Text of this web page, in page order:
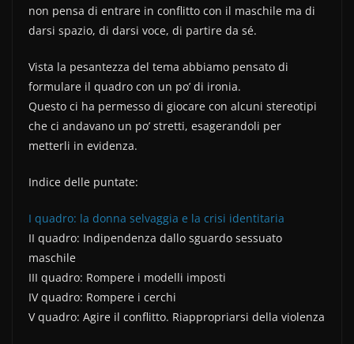
non pensa di entrare in conflitto con il maschile ma di
darsi spazio, di darsi voce, di partire da sé.
Vista la pesantezza del tema abbiamo pensato di
formulare il quadro con un po’ di ironia.
Questo ci ha permesso di giocare con alcuni stereotipi
che ci andavano un po’ stretti, esagerandoli per
metterli in evidenza.
Indice delle puntate:
I quadro: la donna selvaggia e la crisi identitaria
II quadro: Indipendenza dallo sguardo sessuato
maschile
III quadro: Rompere i modelli imposti
IV quadro: Rompere i cerchi
V quadro: Agire il conflitto. Riappropriarsi della violenza